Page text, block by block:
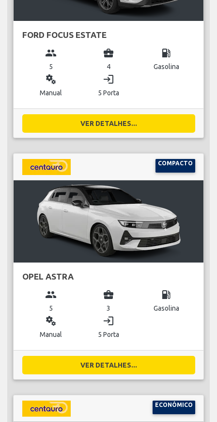
FORD FOCUS ESTATE
group
5
business_center
4
local_gas_station
Gasolina
miscellaneous_services
Manual
login
5 Porta
VER DETALHES...
COMPACTO
OPEL ASTRA
group
5
business_center
3
local_gas_station
Gasolina
miscellaneous_services
Manual
login
5 Porta
VER DETALHES...
ECONÓMICO